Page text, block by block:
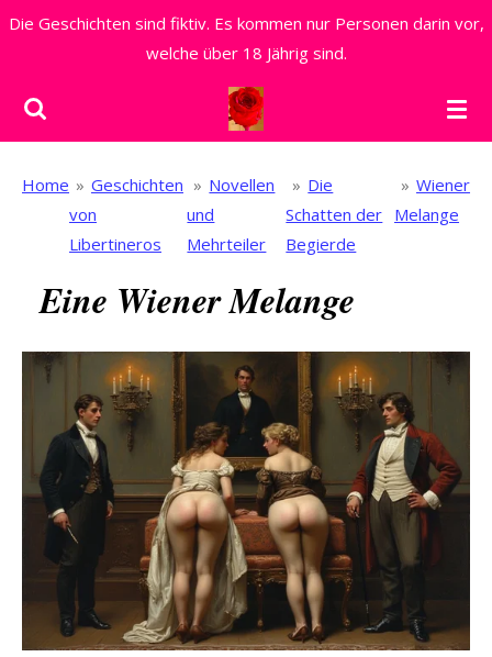
Zum
Die Geschichten sind fiktiv. Es kommen nur Personen darin vor,
welche über 18 Jährig sind.
Home » Geschichten
von
Libertineros
» Novellen
und
Mehrteiler
» Die
Schatten der
Begierde
» Wiener
Melange
Eine Wiener Melange